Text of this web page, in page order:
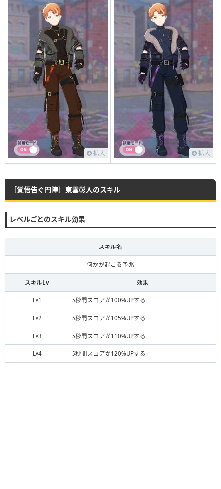
拡大 拡大
［覚悟告ぐ円陣］東雲彰人のスキル
レベルごとのスキル効果
スキル名
何かが起こる予兆
スキルLv 効果
Lv1 5秒間スコアが100%UPする
Lv2 5秒間スコアが105%UPする
Lv3 5秒間スコアが110%UPする
Lv4 5秒間スコアが120%UPする